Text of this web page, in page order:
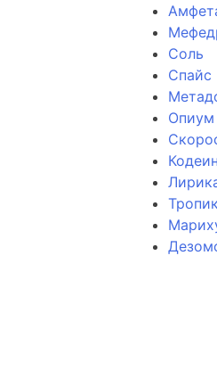
Соль
Спайс
Опиум
Кодеин